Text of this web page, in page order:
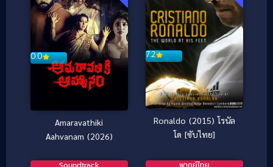
0.0
Amaravathiki
Aahvanam (2026)
7.2
Ronaldo (2015) โรนัล
โด [ซับไทย]